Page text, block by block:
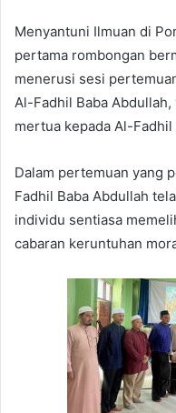
Menyantuni Ilmuan di
pertama rombongan
menerusi sesi
Al-Fadhil Baba
mertua kepada Al-
Dalam pertemuan yang
Fadhil Baba Abdullah
individu sentiasa
cabaran keruntuhan